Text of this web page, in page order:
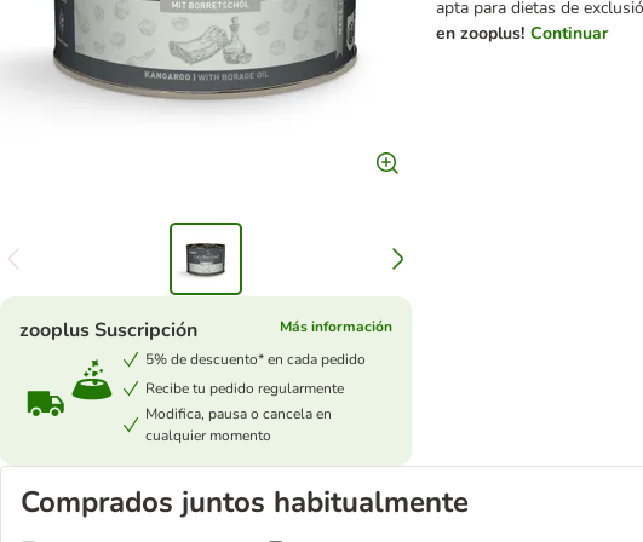
apta para dietas de
en zooplus! Continuar
zooplus Suscripción
Más información
5% de descuento* en cada pedido
Recibe tu pedido regularmente
Modifica, pausa o cancela en
cualquier momento
Comprados juntos habitualmente